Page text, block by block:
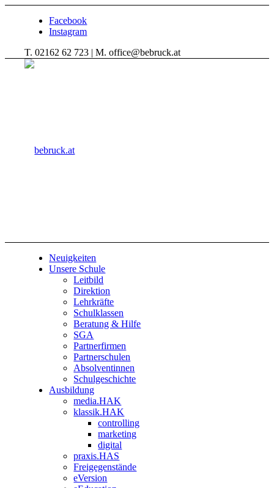
Facebook
Instagram
T. 02162 62 723 | M. office@bebruck.at
Neuigkeiten
Unsere Schule
Leitbild
Direktion
Lehrkräfte
Schulklassen
Beratung & Hilfe
SGA
Partnerfirmen
Partnerschulen
Absolventinnen
Schulgeschichte
Ausbildung
media.HAK
klassik.HAK
controlling
marketing
digital
praxis.HAS
Freigegenstände
eVersion